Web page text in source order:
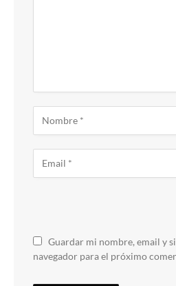
Guardar mi nombre, email y
navegador para el próximo